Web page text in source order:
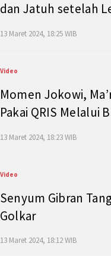
dan Jatuh setelah
13 Maret 2024, 18:25 WIB
Video
Momen Jokowi,
Pakai QRIS Melalui
13 Maret 2024, 18:23 WIB
Video
Senyum Gibran
Golkar
13 Maret 2024, 18:12 WIB